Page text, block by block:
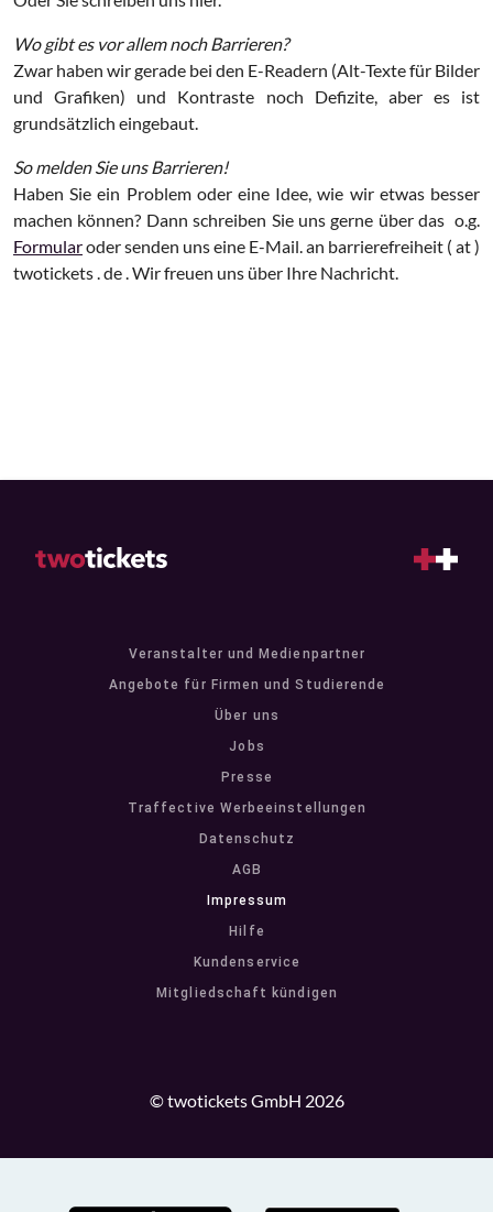
Wo gibt es vor allem noch Barrieren?
Zwar haben wir gerade bei den E-Readern (Alt-Texte für Bilder
und Grafiken) und Kontraste noch Defizite, aber es ist
grundsätzlich eingebaut.
So melden Sie uns Barrieren!
Haben Sie ein Problem oder eine Idee, wie wir etwas besser
machen können? Dann schreiben Sie uns gerne über das o.g.
Formularoder senden uns eine E-Mail. an barrierefreiheit ( at )
twotickets . de . Wir freuen uns über Ihre Nachricht.
Veranstalter und Medienpartner
Angebote für Firmen und Studierende
Über uns
Jobs
Presse
Traffective Werbeeinstellungen
Datenschutz
AGB
Impressum
Hilfe
Kundenservice
Mitgliedschaft kündigen
© twotickets GmbH 2026